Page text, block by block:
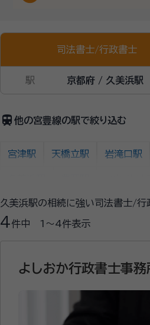
司法書士/行政書士
駅 京都府 / 久美浜駅
train 他の宮豊線の駅で絞り込む
宮津駅 天橋立駅 岩滝口駅
久美浜駅の相続に強い司法書士/行
4件中 1〜4件表示
よしおか行政書士事務